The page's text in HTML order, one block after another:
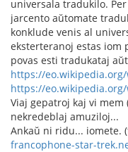
universala tradukilo.
jarcento aŭtomate
konklude venis al
eksterteranoj estas iom
povas esti tradukataj
https://eo.wikipedia.org/
https://
Viaj gepatroj kaj vi
nekredeblaj amuziloj...
Ankaŭ ni ridu... iomete.
francophone-star-